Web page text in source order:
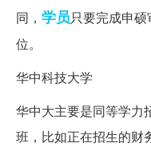
同， 学员只要完成申硕
位。
华中科技大学
华中大主要是同等学力
班，比如正在招生的财